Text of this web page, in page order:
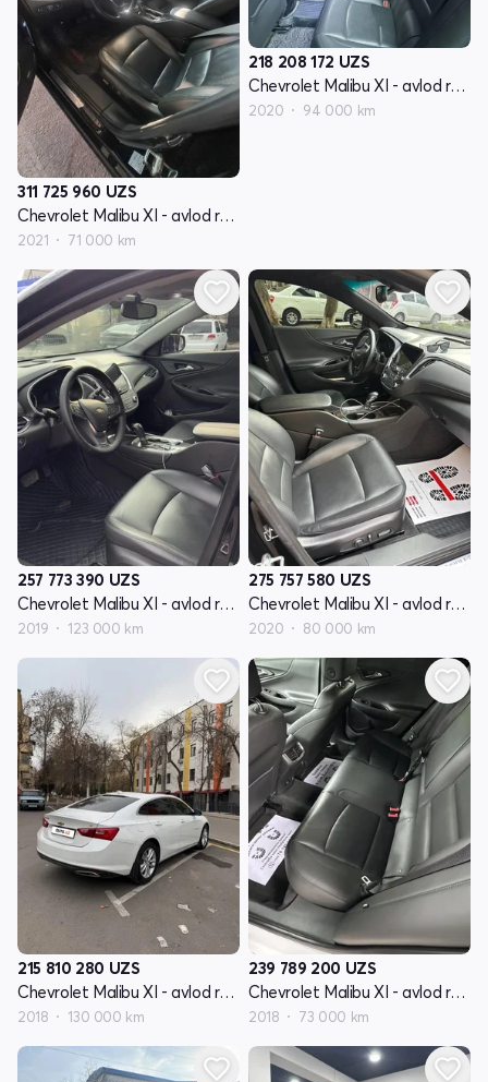
311 725 960 UZS
Chevrolet Malibu XI - avlod restyling
2021 71 000 km
218 208 172 UZS
Chevrolet Malibu XI - avlod restyling
2020 94 000 km
257 773 390 UZS
Chevrolet Malibu XI - avlod restyling
2019 123 000 km
275 757 580 UZS
Chevrolet Malibu XI - avlod restyling
2020 80 000 km
215 810 280 UZS
Chevrolet Malibu XI - avlod restyling
2018 130 000 km
239 789 200 UZS
Chevrolet Malibu XI - avlod restyling
2018 73 000 km